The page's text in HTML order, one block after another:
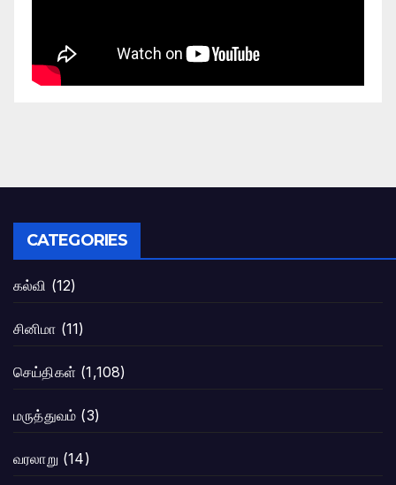
CATEGORIES
கல்வி (12)
சினிமா (11)
செய்திகள் (1,108)
மருத்துவம் (3)
வரலாறு (14)